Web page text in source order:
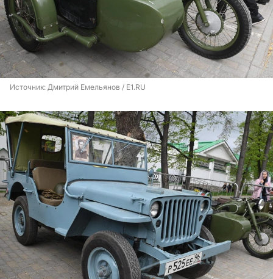
Источник: Дмитрий Емельянов / E1.RU